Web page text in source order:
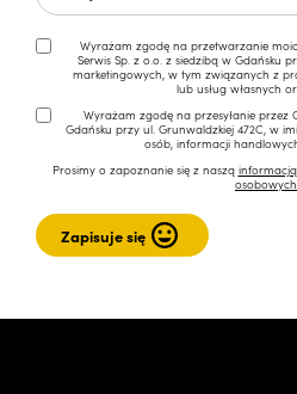
Wyrażam zgodę na przetwarzanie
Serwis Sp. z o.o. z siedzibą w Gdańsku
marketingowych, w tym związanych z
lub usług własnych
Wyrażam zgodę na przesyłanie przez
Gdańsku przy ul. Grunwaldzkiej 472C, w
osób, informacji
Prosimy o zapoznanie się z naszą
osobowych.